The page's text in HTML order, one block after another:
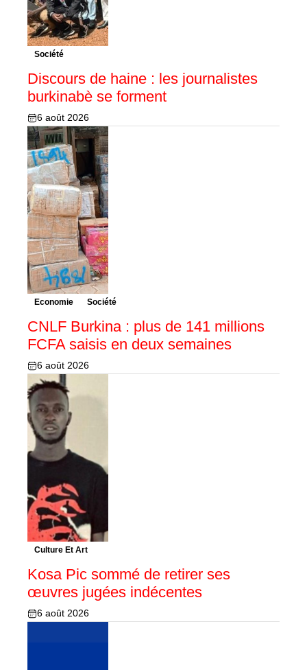
Société
Discours de haine : les journalistes
burkinabè se forment
6 août 2026
Economie Société
CNLF Burkina : plus de 141 millions
FCFA saisis en deux semaines
6 août 2026
Culture Et Art
Kosa Pic sommé de retirer ses
œuvres jugées indécentes
6 août 2026